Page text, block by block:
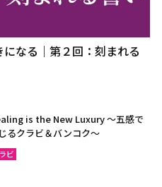
なる｜第２回：刻まれる
is the New Luxury ～五感で
るクラビ＆バンコク～
ビ